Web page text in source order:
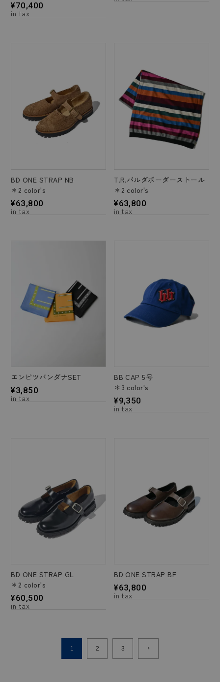
¥70,400
BD ONE STRAP NB
＊2 color's
¥63,800
T.R.バルダボーダーストール
＊2 color's
¥63,800
エンピツバンダナSET
¥3,850
BB CAP 5号
＊3 color's
¥9,350
BD ONE STRAP GL
＊2 color's
¥60,500
BD ONE STRAP BF
¥63,800
1 2 3